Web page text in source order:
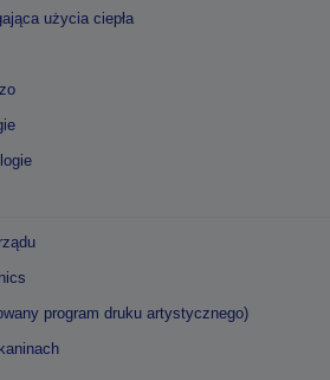
użycia ciepła
program druku artystycznego)